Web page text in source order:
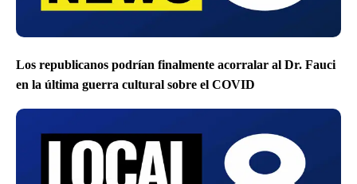
Los republicanos podrían finalmente acorralar al Dr. Fauci
en la última guerra cultural sobre el COVID